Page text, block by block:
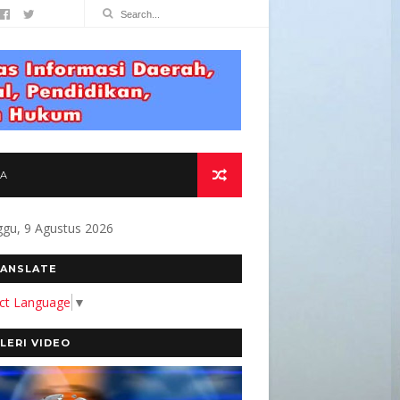
MEMBANGUN MEDIA YANG
9 Agustus 2026
Language ▼
VIDEO